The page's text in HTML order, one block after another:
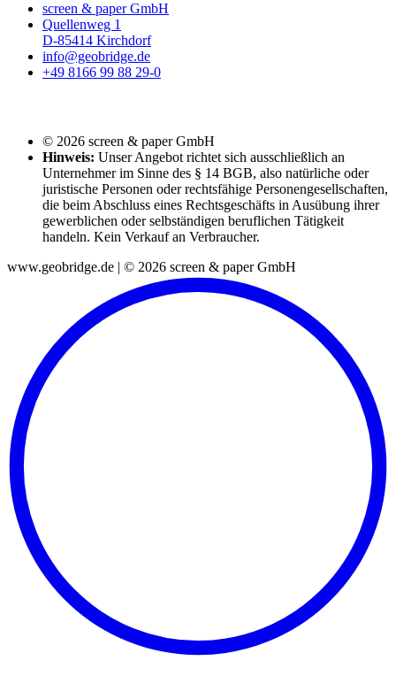
screen & paper GmbH
Quellenweg 1
D-85414 Kirchdorf
info@geobridge.de
+49 8166 99 88 29-0
© 2026 screen & paper GmbH
Hinweis: Unser Angebot richtet sich ausschließlich an
Unternehmer im Sinne des § 14 BGB, also natürliche oder
juristische Personen oder rechtsfähige Personengesellschaften,
die beim Abschluss eines Rechtsgeschäfts in Ausübung ihrer
gewerblichen oder selbständigen beruflichen Tätigkeit
handeln. Kein Verkauf an Verbraucher.
www.geobridge.de | © 2026 screen & paper GmbH